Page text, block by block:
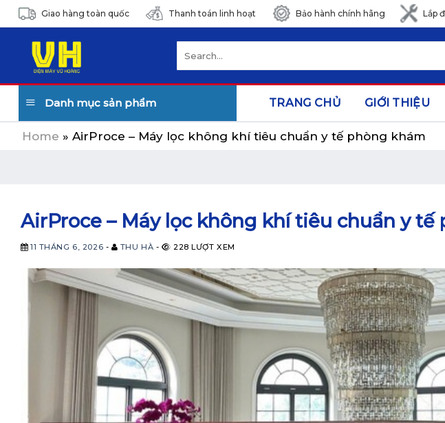
Skip
to
content
Giao hàng toàn quốc Thanh toán linh hoạt Bảo hành chính hãng Lắp
for:
Danh mục sản phẩm TRANG CHỦ GIỚI THIỆU
Home » AirProce – Máy lọc không khí tiêu chuẩn y tế phòng khám
AirProce – Máy lọc không khí tiêu chuẩn y tế
11 THÁNG 6, 2026 - THU HÀ - 228 LƯỢT XEM